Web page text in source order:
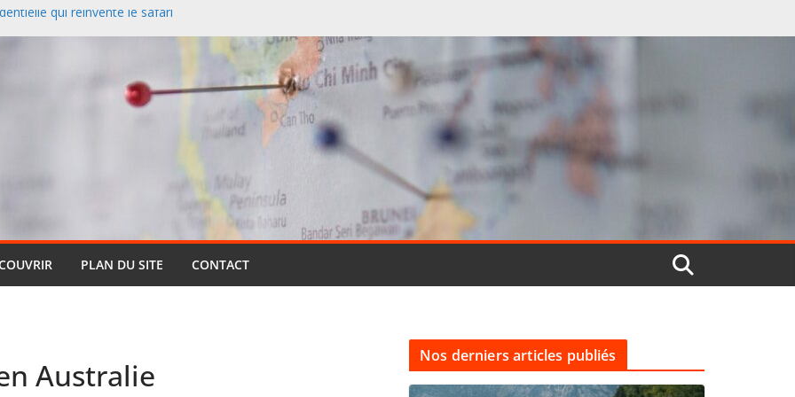
qui réinvente le safari
désertent le Sud et
paysage naturel
et la Méditerranée
: pourquoi cette formule
PLAN DU SITE CONTACT
Australie
Nos derniers articles publiés